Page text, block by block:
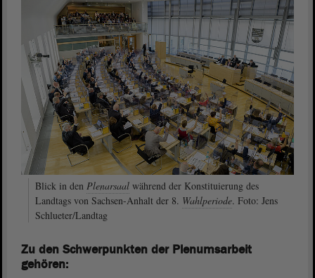
Blick in den Plenarsaal während der Konstituierung des
Landtags von Sachsen-Anhalt der 8. Wahlperiode. Foto: Jens
Schlueter/Landtag
Zu den Schwerpunkten der Plenumsarbeit
gehören: